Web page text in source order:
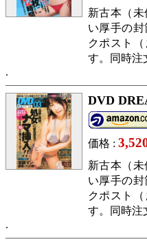
新古本（
い厚手の
クポスト
す。同時注
DVD
価格 :
新古本（
い厚手の
クポスト
す。同時注